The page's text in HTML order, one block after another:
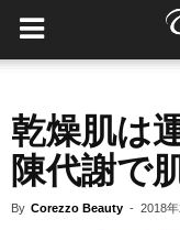
乾燥肌は
陳代謝で
By Corezzo Beauty - 2018